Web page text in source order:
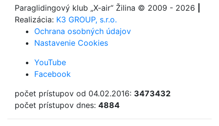
Paraglidingový klub „X-air“ Žilina © 2009 - 2026
Realizácia: K3 GROUP, s.r.o.
Ochrana osobných údajov
Nastavenie Cookies
YouTube
Facebook
počet prístupov od 04.02.2016: 3473432
počet prístupov dnes: 4884